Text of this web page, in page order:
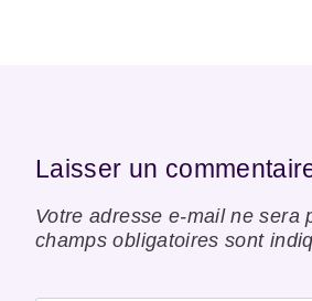
Laisser un
Votre adresse e-mail ne sera
champs obligatoires sont